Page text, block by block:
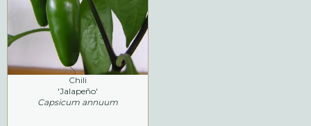
Chili
'Jalapeño'
Capsicum annuum